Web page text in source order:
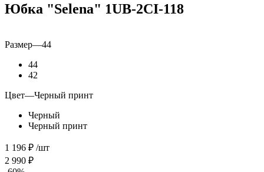
Юбка "Selena" 1UB-2CI-118
Размер—44
44
42
Цвет—Черный принт
Черный
Черный принт
1 196 ₽ /шт
2 990 ₽